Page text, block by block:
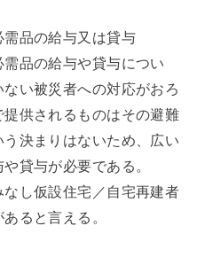
品の給与又は貸与
品の給与や貸与につい
い被災者への対応がおろ
供されるものはその避難
決まりはないため、広い
貸与が必要である。
し仮設住宅／自宅再建者
ると言える。